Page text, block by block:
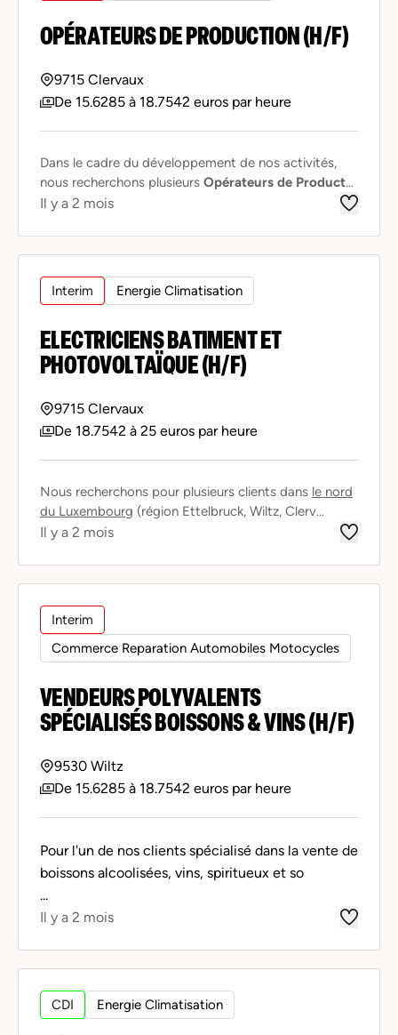
OPÉRATEURS DE PRODUCTION (H/F)
9715 Clervaux
De 15.6285 à 18.7542 euros par heure
Dans le cadre du développement de nos activités,
nous recherchons plusieurs Opérateurs de Product...
Il y a 2 mois
Interim Energie Climatisation
ELECTRICIENS BATIMENT ET
PHOTOVOLTAÏQUE (H/F)
9715 Clervaux
De 18.7542 à 25 euros par heure
Nous recherchons pour plusieurs clients dans le nord
du Luxembourg (région Ettelbruck, Wiltz, Clerv...
Il y a 2 mois
Interim
Commerce Reparation Automobiles Motocycles
VENDEURS POLYVALENTS
SPÉCIALISÉS BOISSONS & VINS (H/F)
9530 Wiltz
De 15.6285 à 18.7542 euros par heure
Pour l'un de nos clients spécialisé dans la vente de
boissons alcoolisées, vins, spiritueux et so
...
Il y a 2 mois
CDI Energie Climatisation